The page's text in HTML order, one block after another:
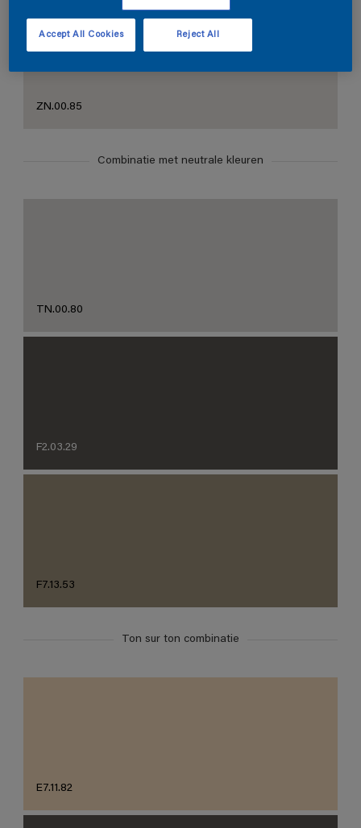
ZN.00.85
Combinatie met neutrale kleuren
TN.00.80
F2.03.29
F7.13.53
Ton sur ton combinatie
E7.11.82
Reject All
Accept All Cookies